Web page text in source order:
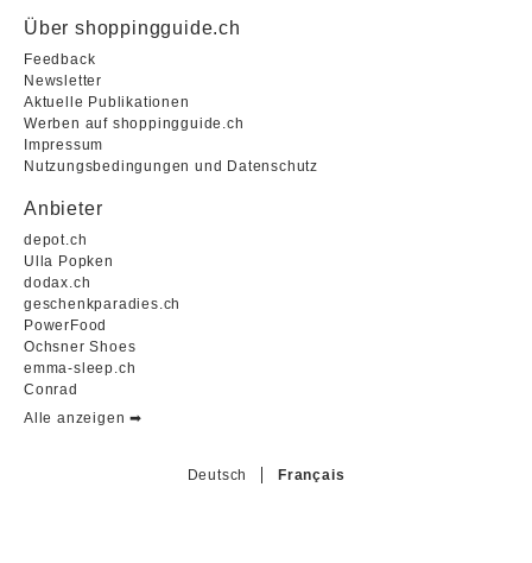
Über shoppingguide.ch
Feedback
Newsletter
Aktuelle Publikationen
Werben auf shoppingguide.ch
Impressum
Nutzungsbedingungen und Datenschutz
Anbieter
depot.ch
Ulla Popken
dodax.ch
geschenkparadies.ch
PowerFood
Ochsner Shoes
emma-sleep.ch
Conrad
Alle anzeigen ➡︎
Deutsch Français